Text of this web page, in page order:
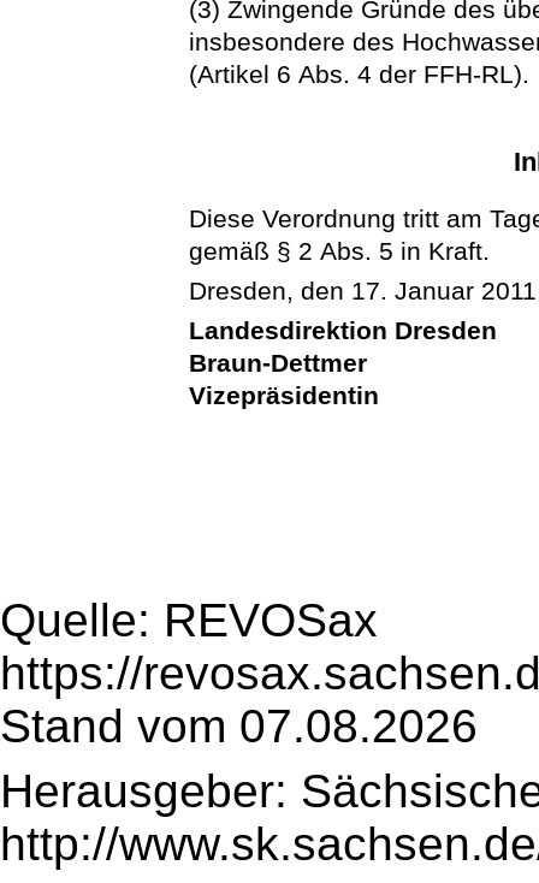
(3) Zwingende Gründe des
insbesondere des
(Artikel 6 Abs. 4 der FFH-RL).
Diese Verordnung tritt am
gemäß § 2 Abs. 5 in Kraft.
Dresden, den 17. Januar 2011
Landesdirektion Dresden
Braun-Dettmer
Vizepräsidentin
Quelle: REVOSax
https://
Stand vom 07.08.2026
Herausgeber:
http://